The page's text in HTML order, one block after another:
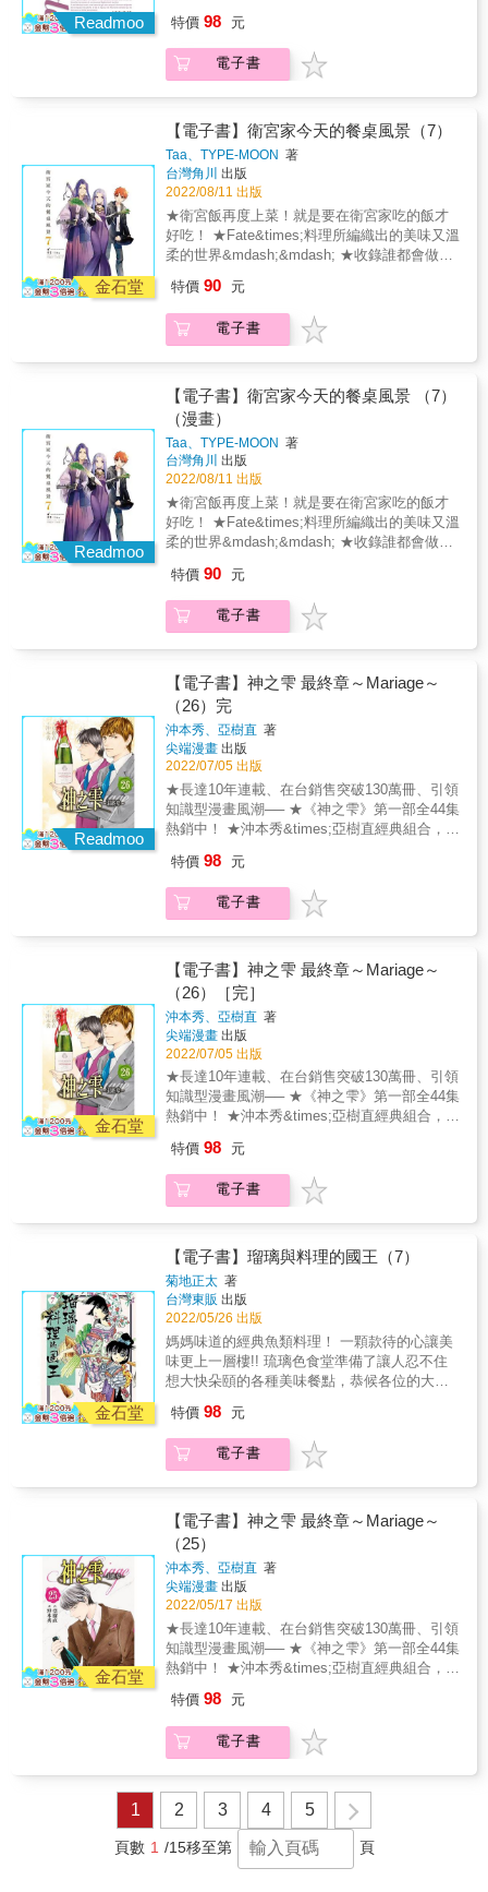
Readmoo
非常嚴厲地指導他， 讓他感到相當困惑。 此
時，有個計畫正在悄悄進行&hellip; 阿俊新的下
一步會是――!?
特價 98 元
電子書
金石堂
【電子書】衛宮家今天的餐桌風景（7）
Taa、TYPE-MOON 著
台灣角川 出版
2022/08/11 出版
★衛宮飯再度上菜！就是要在衛宮家吃的飯才
好吃！ ★Fate&times;料理所編織出的美味又溫
柔的世界&mdash;&mdash; ★收錄誰都會做的
night」的主角衛宮士郎親手做的衛宮飯再度上
菜囉，這次又有哪些菜色端上桌呢？ 本集菜單
003 第43話 酥酥脆脆的熱壓吐司 029 第44話
下午茶會三明治 117 第48話 草莓千層蛋糕 141
第49話 繽紛的豆皮壽司 如果你也想吃吃看衛宮
家的料理，每話故事後面都有登場料理的食譜
喔！ 大家不妨試著做做看！ &copy;TAa 2021
&copy;TYPE-MOON &copy;Makoto Tadano
2021 / KADOKAWA CORPORATION
特價 90 元
電子書
Readmoo
【電子書】衛宮家今天的餐桌風景 （7）
（漫畫）
Taa、TYPE-MOON 著
台灣角川 出版
2022/08/11 出版
★衛宮飯再度上菜！就是要在衛宮家吃的飯才
好吃！ ★Fate&times;料理所編織出的美味又溫
柔的世界&mdash;&mdash; ★收錄誰都會做的
night」的主角衛宮士郎親手做的衛宮飯再度上
菜囉，這次又有哪些菜色端上桌呢？ 本集菜單
003 第43話 酥酥脆脆的熱壓吐司 029 第44話
下午茶會三明治 117 第48話 草莓千層蛋糕 141
第49話 繽紛的豆皮壽司 如果你也想吃吃看衛宮
家的料理，每話故事後面都有登場料理的食譜
喔！ 大家不妨試著做做看！ &copy;TAa 2021
&copy;TYPE-MOON &copy;Makoto Tadano
2021 / KADOKAWA CORPORATION
特價 90 元
電子書
Readmoo
【電子書】神之雫 最終章～Mariage～
（26）完
沖本秀、亞樹直 著
尖端漫畫 出版
2022/07/05 出版
★長達10年連載、在台銷售突破130萬冊、引領
知識型漫畫風潮── ★《神之雫》第一部全44集
熱銷中！ ★沖本秀&times;亞樹直經典組合，葡
神咲雫在波爾多的酒莊遇見了「送終侍酒師」
丹尼爾，他為愛好葡萄酒的人們，尋找他們臨
終前想要喝的葡萄酒。而在協助他工作的期
地途中，突然昏倒在地。儘管如此，遠峰一青
還是找到了他苦苦追尋的那款『神之雫』！ 神
咲豐多香的遺書中所敘述的『神之雫』，究竟
是哪一款呢？ 評定勝負的時刻終於來臨了！！
&
特價 98 元
電子書
金石堂
【電子書】神之雫 最終章～Mariage～
（26）［完］
沖本秀、亞樹直 著
尖端漫畫 出版
2022/07/05 出版
★長達10年連載、在台銷售突破130萬冊、引領
知識型漫畫風潮── ★《神之雫》第一部全44集
熱銷中！ ★沖本秀&times;亞樹直經典組合，葡
神咲雫在波爾多的酒莊遇見了「送終侍酒師」
丹尼爾，他為愛好葡萄酒的人們，尋找他們臨
終前想要喝的葡萄酒。而在協助他工作的期
地途中，突然昏倒在地。儘管如此，遠峰一青
還是找到了他苦苦追尋的那款『神之雫』！ 神
咲豐多香的遺書中所敘述的『神之雫』，究竟
是哪一款呢？ 評定勝負的時刻終於來臨了！！
&
特價 98 元
電子書
金石堂
【電子書】瑠璃與料理的國王（7）
菊地正太 著
台灣東販 出版
2022/05/26 出版
媽媽味道的經典魚類料理！ 一顆款待的心讓美
味更上一層樓!! 琉璃色食堂準備了讓人忍不住
想大快朵頤的各種美味餐點，恭候各位的大駕
魚味噌煮等等，都教人食指大動，忍不住想動
手料理的菜色琳瑯滿目!! 敘述「琉璃色食堂」
第二代主人・花畑?璃展現華麗的料理技巧魅惑
用心做料理，即使是價格平民的餐廳也能吃到
美食!!
特價 98 元
電子書
金石堂
【電子書】神之雫 最終章～Mariage～
（25）
沖本秀、亞樹直 著
尖端漫畫 出版
2022/05/17 出版
★長達10年連載、在台銷售突破130萬冊、引領
知識型漫畫風潮── ★《神之雫》第一部全44集
熱銷中！ ★沖本秀&times;亞樹直經典組合，葡
雫來到法國後，和三笠主廚聯手參加大使官邸
的晚會主廚選拔賽，挑戰被喻為少年才俊的日
籍法國料理主廚國木田翔，結果大獲全勝。次
旅途。在他的介紹下四處參訪酒莊的期間，遇
見了正在從事「送終侍酒師」工作的丹尼爾・
高達。喜愛葡萄酒的人們，在臨終前想喝的一
杯葡萄酒，假如『神之雫』就在其中
特價 98 元
電子書
1 2 3 4 5
頁數 1 /15移至第 頁